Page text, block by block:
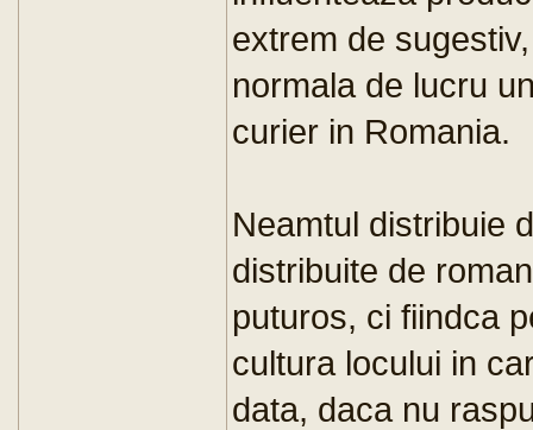
extrem de
normala de lucru
curier in Romania.
Neamtul distribuie
distribuite de
puturos, ci fiindca
cultura locului in
data, daca nu